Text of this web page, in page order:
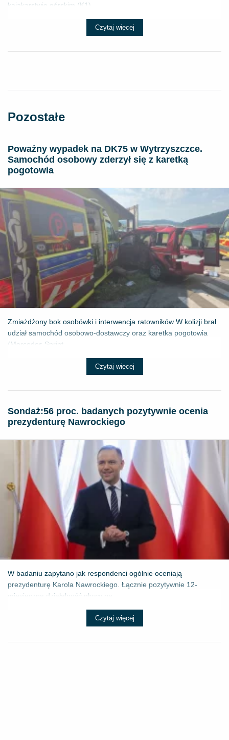
kajakarstwie górskim (K1) ...
Czytaj więcej
Pozostałe
Poważny wypadek na DK75 w Wytrzyszczce.
Samochód osobowy zderzył się z karetką
pogotowia
Zmiażdżony bok osobówki i interwencja ratowników W kolizji brał
udział samochód osobowo-dostawczy oraz karetka pogotowia
(Mercedes Sprint...
Czytaj więcej
​Sondaż:56 proc. badanych pozytywnie ocenia
prezydenturę Nawrockiego
W badaniu zapytano jak respondenci ogólnie oceniają
prezydenturę Karola Nawrockiego. Łącznie pozytywnie 12-
miesięczną działalność głowy pa...
Czytaj więcej